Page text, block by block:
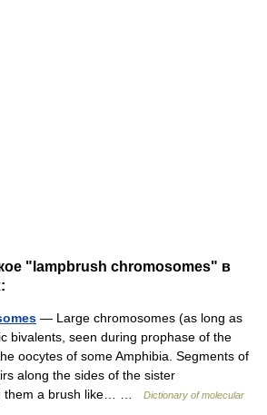
"lampbrush chromosomes" в
— Large chromosomes (as long as
bivalents, seen during prophase of the
oocytes of some Amphibia. Segments of
along the sides of the sister
them a brush like… …
Dictionary of molecular